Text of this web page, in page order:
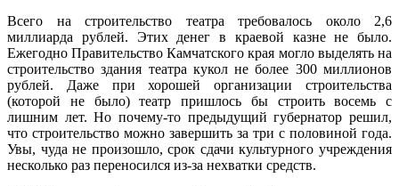
Всего на строительство театра требовалось около 2,6
миллиарда рублей. Этих денег в краевой казне не было.
Ежегодно Правительство Камчатского края могло выделять на
строительство здания театра кукол не более 300 миллионов
рублей. Даже при хорошей организации строительства
(которой не было) театр пришлось бы строить восемь с
лишним лет. Но почему-то предыдущий губернатор решил,
что строительство можно завершить за три с половиной года.
Увы, чуда не произошло, срок сдачи культурного учреждения
несколько раз переносился из-за нехватки средств.